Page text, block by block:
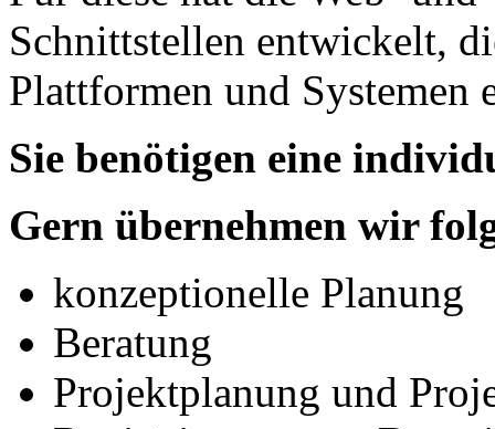
Schnittstellen entwickelt,
Plattformen und Systemen
Sie benötigen eine
Gern übernehmen wir
konzeptionelle Planung
Beratung
Projektplanung und